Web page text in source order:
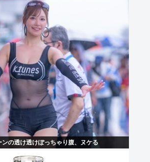
ンの透け透けぽっちゃり腹、ヌケる